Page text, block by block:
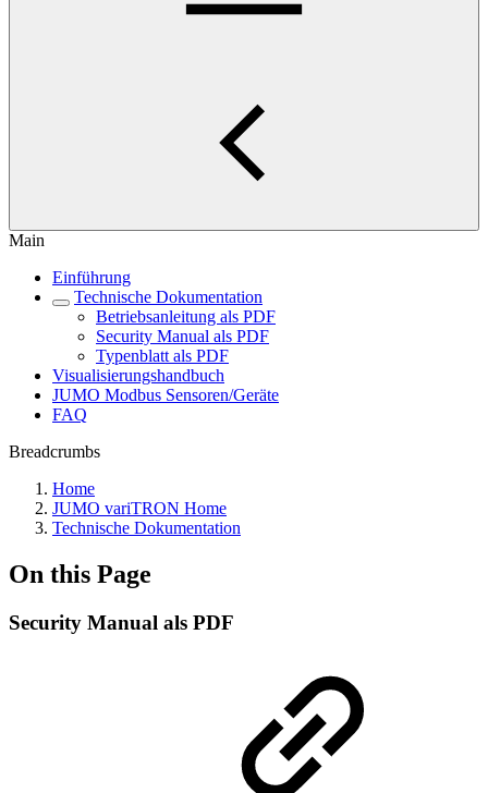
Main
Einführung
Technische Dokumentation
Betriebsanleitung als PDF
Security Manual als PDF
Typenblatt als PDF
Visualisierungshandbuch
JUMO Modbus Sensoren/Geräte
FAQ
Breadcrumbs
Home
JUMO variTRON Home
Technische Dokumentation
On this Page
Security Manual als PDF